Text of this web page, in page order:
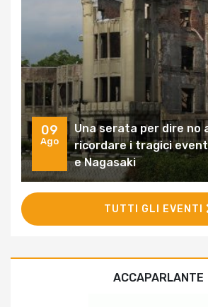
09
Ago
Una serata per dire no
ricordare i tragici
e Nagasaki
TUTTI GLI EVENTI
ACCAPARLANTE